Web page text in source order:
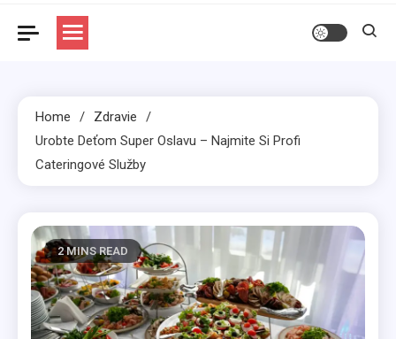
Home
Zdravie
Urobte Deťom Super Oslavu – Najmite Si Profi
Cateringové Služby
2 MINS READ